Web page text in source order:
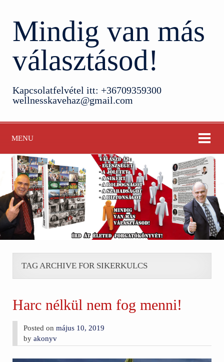
Mindig van más
választásod!
Kapcsolatfelvétel itt: +36709359300
wellnesskavehaz@gmail.com
MENU
TAG ARCHIVE FOR SIKERKULCS
Harc nélkül nem fog menni!
Posted onmájus 10, 2019
byakonyv